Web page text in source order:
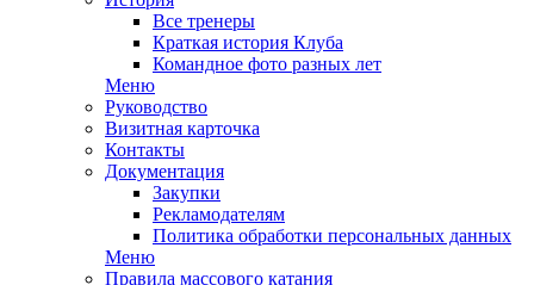
Все тренеры
Краткая история Клуба
Командное фото разных лет
Меню
Руководство
Визитная карточка
Контакты
Документация
Закупки
Рекламодателям
Политика обработки персональных данных
Меню
Правила массового катания